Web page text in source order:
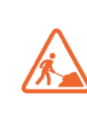
l&apos;image